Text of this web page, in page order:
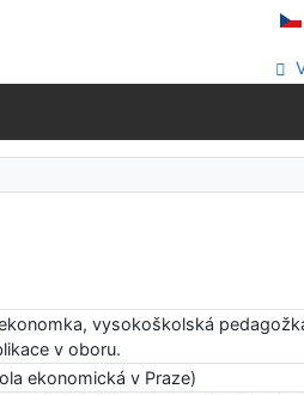
vysokoškolská
v oboru.
ekonomická v Praze)